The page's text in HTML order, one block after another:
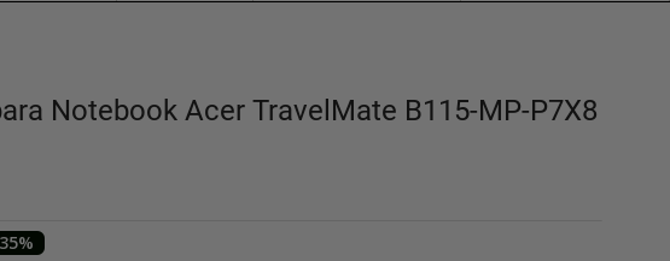
Notebook Acer TravelMate B115-MP-P7X8
35%